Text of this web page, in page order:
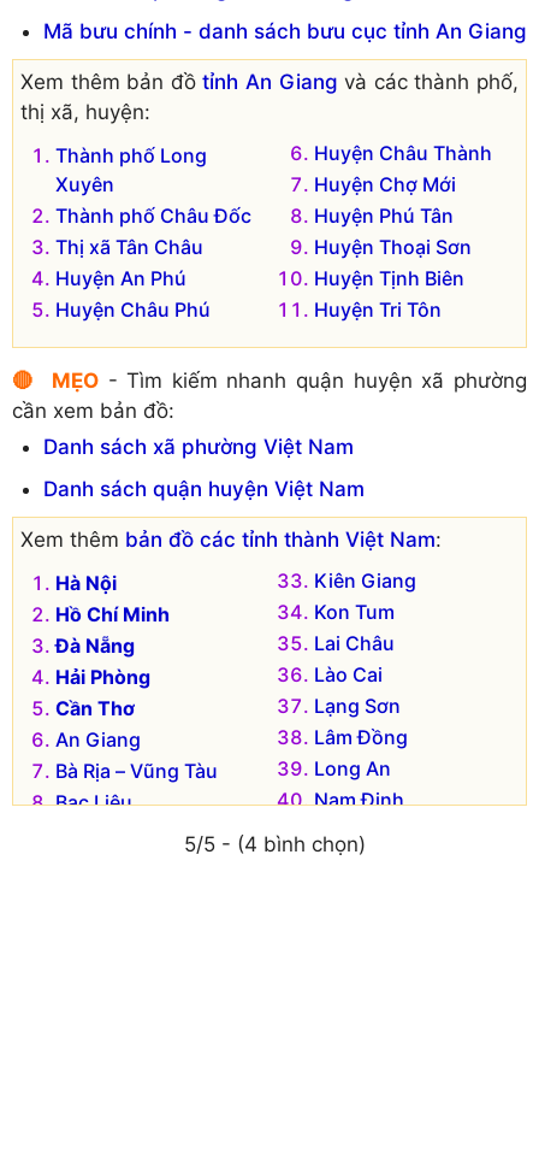
Mã bưu chính - danh sách bưu cục tỉnh An Giang
Xem thêm bản đồtỉnh An Giang và các thành phố,
thị xã, huyện:
Thành phố Long
Xuyên
Thành phố Châu Đốc
Thị xã Tân Châu
Huyện An Phú
Huyện Châu Phú
Huyện Châu Thành
Huyện Chợ Mới
Huyện Phú Tân
Huyện Thoại Sơn
Huyện Tịnh Biên
Huyện Tri Tôn
🔴 MẸO- Tìm kiếm nhanh quận huyện xã phường
cần xem bản đồ:
Danh sách xã phường Việt Nam
Danh sách quận huyện Việt Nam
Xem thêm bản đồ các tỉnh thành Việt Nam:
Hà Nội
Hồ Chí Minh
Đà Nẵng
Hải Phòng
Cần Thơ
An Giang
Bà Rịa – Vũng Tàu
Bạc Liêu
Kiên Giang
Kon Tum
Lai Châu
Lào Cai
Lạng Sơn
Lâm Đồng
Long An
Nam Định
Nghệ An
Ninh Bình
5/5 - (4 bình chọn)